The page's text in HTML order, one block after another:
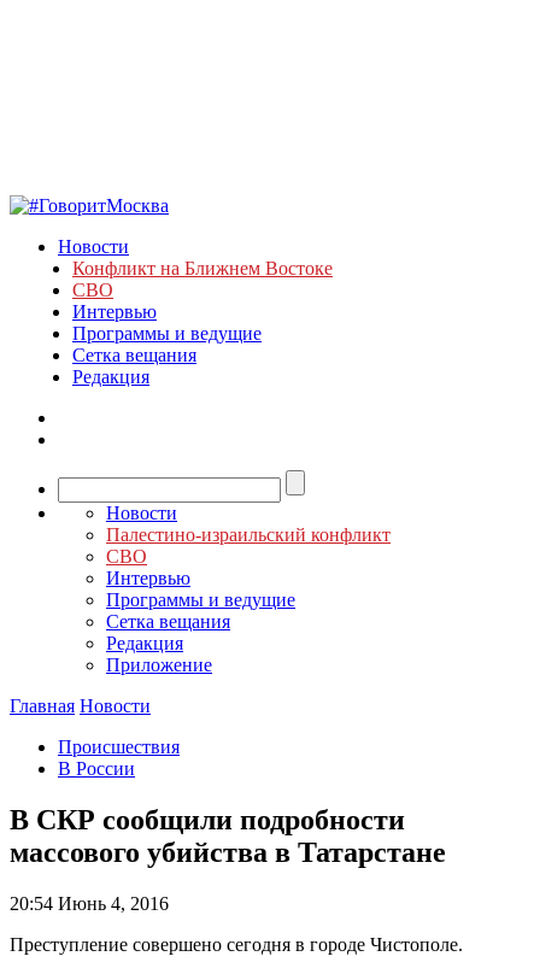
Новости
Конфликт на Ближнем Востоке
СВО
Интервью
Программы и ведущие
Сетка вещания
Редакция
Новости
Палестино-израильский конфликт
СВО
Интервью
Программы и ведущие
Сетка вещания
Редакция
Приложение
Главная Новости
Происшествия
В России
В СКР сообщили подробности
массового убийства в Татарстане
20:54 Июнь 4, 2016
Преступление совершено сегодня в городе Чистополе.